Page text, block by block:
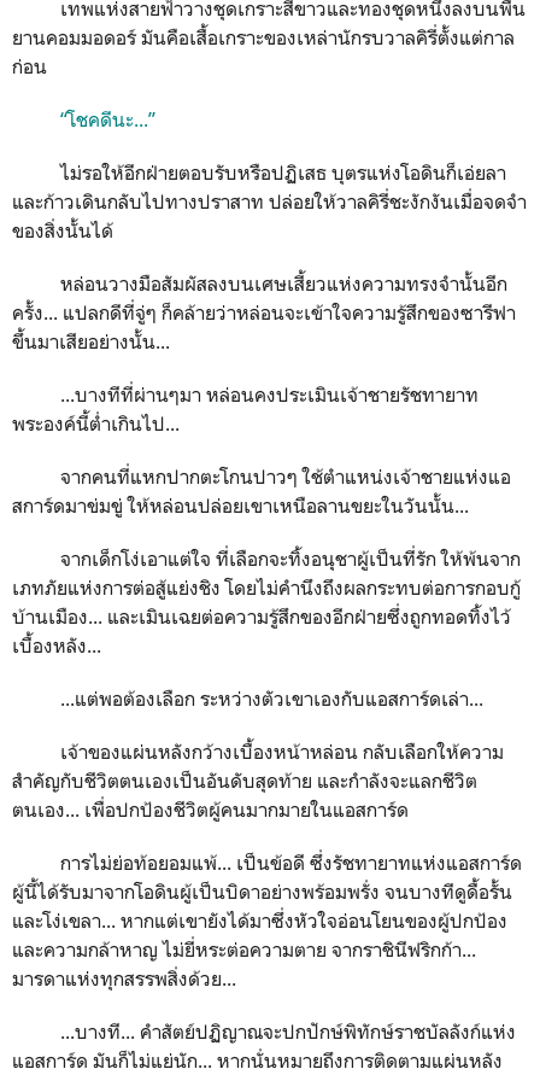
เทพแห่งสายฟ้าวางชุดเกราะสีขาวและทองชุดหนึ่งลงบนพื้น
ยานคอมมอดอร์ มันคือเสื้อเกราะของเหล่านักรบวาลคิรี่ตั้งแต่กาล
ก่อน
“โชคดีนะ...”
ไม่รอให้อีกฝ่ายตอบรับหรือปฏิเสธ บุตรแห่งโอดินก็เอ่ยลา
และก้าวเดินกลับไปทางปราสาท ปล่อยให้วาลคิรี่ชะงักงันเมื่อจดจำ
ของสิ่งนั้นได้
หล่อนวางมือสัมผัสลงบนเศษเสี้ยวแห่งความทรงจำนั้นอีก
ครั้ง... แปลกดีที่จู่ๆ ก็คล้ายว่าหล่อนจะเข้าใจความรู้สึกของซารีฟา
ขึ้นมาเสียอย่างนั้น...
...บางทีที่ผ่านๆมา หล่อนคงประเมินเจ้าชายรัชทายาท
พระองค์นี้ต่ำเกินไป...
จากคนที่แหกปากตะโกนปาวๆ ใช้ตำแหน่งเจ้าชายแห่งแอ
สการ์ดมาข่มขู่ ให้หล่อนปล่อยเขาเหนือลานขยะในวันนั้น...
จากเด็กโง่เอาแต่ใจ ที่เลือกจะทิ้งอนุชาผู้เป็นที่รัก ให้พ้นจาก
เภทภัยแห่งการต่อสู้แย่งชิง โดยไม่คำนึงถึงผลกระทบต่อการกอบกู้
บ้านเมือง... และเมินเฉยต่อความรู้สึกของอีกฝ่ายซึ่งถูกทอดทิ้งไว้
เบื้องหลัง...
...แต่พอต้องเลือก ระหว่างตัวเขาเองกับแอสการ์ดเล่า...
เจ้าของแผ่นหลังกว้างเบื้องหน้าหล่อน กลับเลือกให้ความ
สำคัญกับชีวิตตนเองเป็นอันดับสุดท้าย และกำลังจะแลกชีวิต
ตนเอง... เพื่อปกป้องชีวิตผู้คนมากมายในแอสการ์ด
การไม่ย่อท้อยอมแพ้... เป็นข้อดี ซึ่งรัชทายาทแห่งแอสการ์ด
ผู้นี้ได้รับมาจากโอดินผู้เป็นบิดาอย่างพร้อมพรั่ง จนบางทีดูดื้อรั้น
และโง่เขลา... หากแต่เขายังได้มาซึ่งหัวใจอ่อนโยนของผู้ปกป้อง
และความกล้าหาญ ไม่ยี่หระต่อความตาย จากราชินีฟริกก้า...
มารดาแห่งทุกสรรพสิ่งด้วย...
...บางที... คำสัตย์ปฏิญาณจะปกปักษ์พิทักษ์ราชบัลลังก์แห่ง
แอสการ์ด มันก็ไม่แย่นัก... หากนั่นหมายถึงการติดตามแผ่นหลัง